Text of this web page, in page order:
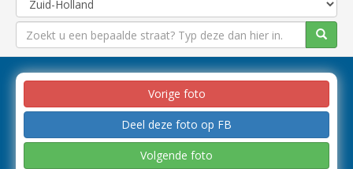
Vorige foto
Deel deze foto op FB
Volgende foto